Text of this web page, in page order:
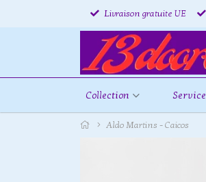
Livraison gratuite UE
Collection Service
Aldo Martins - Caicos